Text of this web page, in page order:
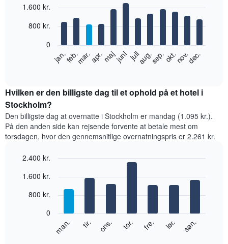
chart
gennemsnitlige
pris
for
et
værelse
hver
Diagrammet
akse,
Diagrammet
graphic.
jan.feb.mar.apr.majjunijuliaug.sep.okt.nov.dec.
0
800 kr.
1.600 kr.
Hvilken er den billigste dag til et ophold på et hotel i
Stockholm?
Den billigste dag at overnatte i Stockholm er mandag (1.095 kr.).
På den anden side kan rejsende forvente at betale mest om
torsdagen, hvor den gennemsnitlige overnatningspris er 2.261 kr.
chart
graphic.
man. tir. ons. tor. fre. lør. søn.
0
800 kr.
1.600 kr.
2.400 kr.